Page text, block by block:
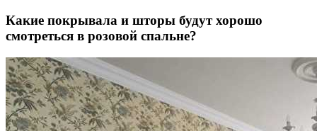
Какие покрывала и шторы будут хорошо
смотреться в розовой спальне?